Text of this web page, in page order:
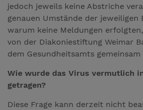
jedoch jeweils keine Abstriche
genauen Umstände der jeweiligen
warum keine Meldungen
von der Diakoniestiftung Weimar
dem Gesundheitsamts
Wie wurde das Virus vermutlich
getragen?
Diese Frage kann derzeit nicht